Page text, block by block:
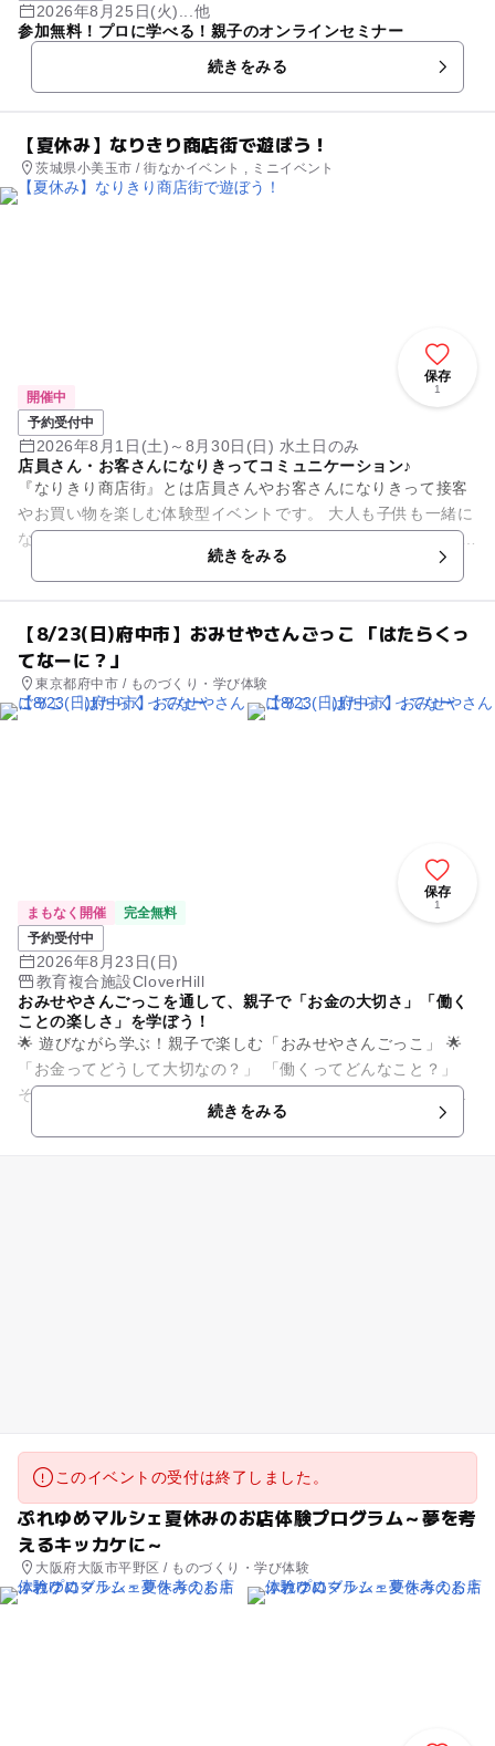
2026年8月25日(火)...他
参加無料！プロに学べる！親子のオンラインセミナー
続きをみる
【夏休み】なりきり商店街で遊ぼう！
茨城県小美玉市 / 街なかイベント , ミニイベント
保存
1
開催中
予約受付中
2026年8月1日(土)～8月30日(日) 水土日のみ
店員さん・お客さんになりきってコミュニケーション♪
『なりきり商店街』とは店員さんやお客さんになりきって接客
やお買い物を楽しむ体験型イベントです。 大人も子供も一緒に
なって接客・お金のやり取りを遊びながら学べます♪お子様には
続きをみる
【8/23(日)府中市】おみせやさんごっこ 「はたらくっ
てなーに？」
東京都府中市 / ものづくり・学び体験
保存
1
まもなく開催
完全無料
予約受付中
2026年8月23日(日)
教育複合施設CloverHill
おみせやさんごっこを通して、親子で「お金の大切さ」「働く
ことの楽しさ」を学ぼう！
🌟 遊びながら学ぶ！親子で楽しむ「おみせやさんごっこ」 🌟
「お金ってどうして大切なの？」 「働くってどんなこと？」
そんな疑問を、クイズや劇を交えながら、親子で楽しく学んで
続きをみる
このイベントの受付は終了しました。
ぷれゆめマルシェ夏休みのお店体験プログラム～夢を考
えるキッカケに～
大阪府大阪市平野区 / ものづくり・学び体験